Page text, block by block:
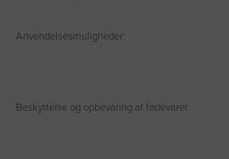
Anvendelsesmuligheder:
Beskyttelse og opbevaring af fødevarer